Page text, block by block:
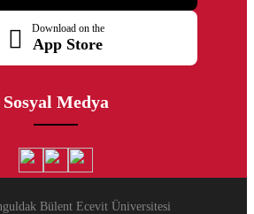
Download on the
App Store
Sosyal Medya
Bülent Ecevit Üniversitesi